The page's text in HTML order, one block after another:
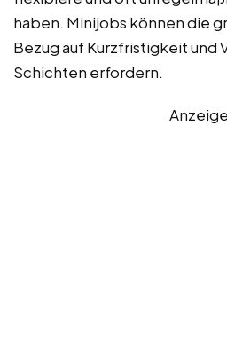
haben. Minijobs können die
Bezug auf Kurzfristigkeit und
Schichten erfordern.
Anzeige